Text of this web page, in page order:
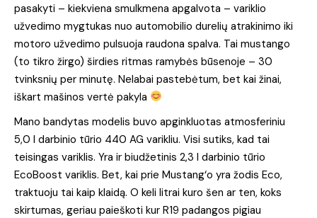
pasakyti – kiekviena smulkmena apgalvota – variklio
užvedimo mygtukas nuo automobilio durelių atrakinimo iki
motoro užvedimo pulsuoja raudona spalva. Tai mustango
(to tikro žirgo) širdies ritmas ramybės būsenoje – 30
tvinksnių per minutę. Nelabai pastebėtum, bet kai žinai,
iškart mašinos vertė pakyla
Mano bandytas modelis buvo apginkluotas atmosferiniu
5,0 l darbinio tūrio 440 AG varikliu. Visi sutiks, kad tai
teisingas variklis. Yra ir biudžetinis 2,3 l darbinio tūrio
EcoBoost variklis. Bet, kai prie Mustang‘o yra žodis Eco,
traktuoju tai kaip klaidą. O keli litrai kuro šen ar ten, koks
skirtumas, geriau paieškoti kur R19 padangos pigiau